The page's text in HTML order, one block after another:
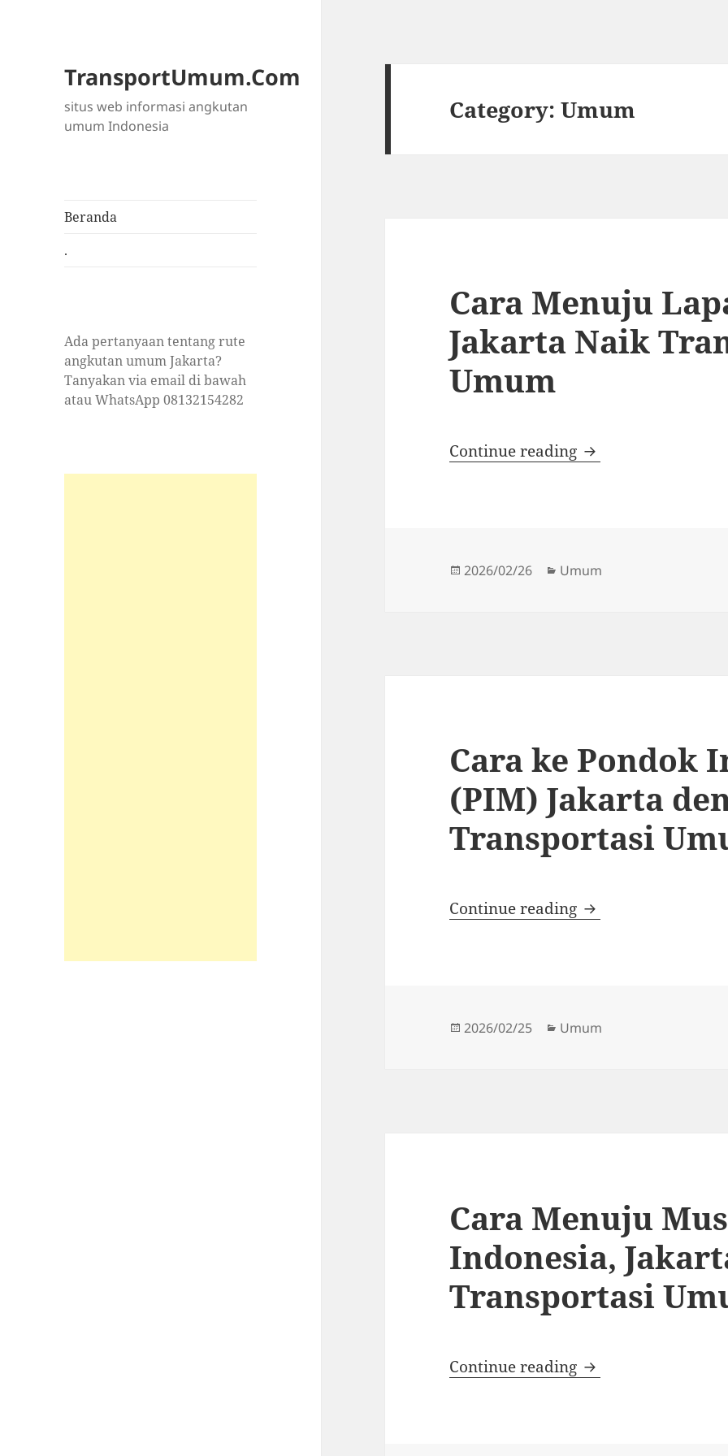
TransportUmum.Com
situs web informasi angkutan
umum Indonesia
Beranda
.
Ada pertanyaan tentang rute
angkutan umum Jakarta?
Tanyakan via email di bawah
atau WhatsApp 08132154282
Category:Umum
Cara Menuju
Jakarta Naik
Umum
Continue reading Cara Menuju
Posted
2026/02/26 Categories
Umum
Cara ke Pondok
(PIM) Jakarta
Transportasi
Continue reading Cara ke Pondok
Posted
2026/02/25 Categories
Umum
Cara Menuju
Indonesia,
Transportasi
Continue reading Cara Menuju